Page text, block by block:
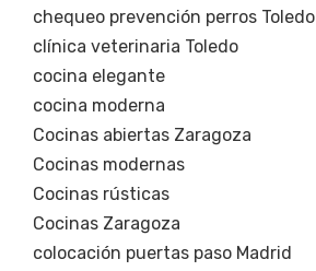
chequeo prevención perros Toledo
clínica veterinaria Toledo
cocina elegante
cocina moderna
Cocinas abiertas Zaragoza
Cocinas modernas
Cocinas rústicas
Cocinas Zaragoza
colocación puertas paso Madrid